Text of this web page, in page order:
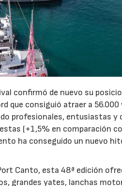
confirmó de nuevo su
que consiguió atraer a
profesionales, entusiastas y
(+1,5% en comparación
ha conseguido un nuevo
Canto, esta 48ª edición
grandes yates, lanchas
15/07/2026